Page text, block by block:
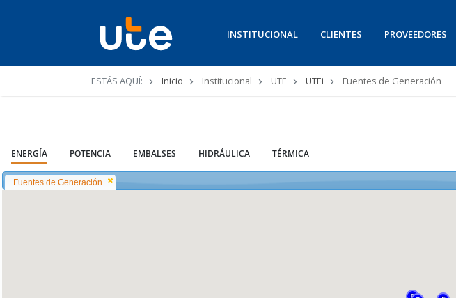
INSTITUCIONAL CLIENTES PROVEEDORES
Ruta
ESTÁS AQUÍ: Inicio Institucional UTE UTEi Fuentes de Generación